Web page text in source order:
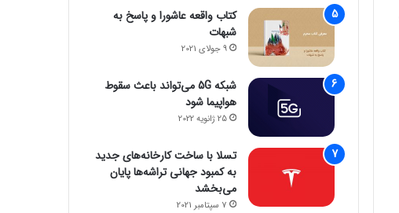
کتاب واقعه عاشورا و پاسخ به
شبهات
9 جولای 2021
شبکه 5G می‌تواند باعث سقوط
هواپیما شود
25 ژانویه 2022
تسلا با ساخت کارخانه‌های جدید
به کمبود جهانی تراشه‌ها پایان
می‌بخشد
7 سپتامبر 2021